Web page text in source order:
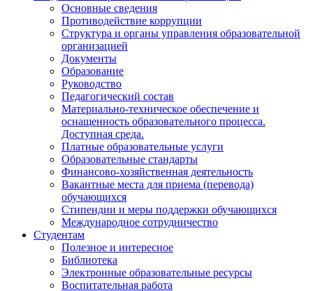
Основные сведения
Противодействие коррупции
Структура и органы управления образовательной
организацией
Документы
Образование
Руководство
Педагогический состав
Материально-техническое обеспечение и
оснащенность образовательного процесса.
Доступная среда.
Платные образовательные услуги
Образовательные стандарты
Финансово-хозяйственная деятельность
Вакантные места для приема (перевода)
обучающихся
Стипендии и меры поддержки обучающихся
Международное сотрудничество
Студентам
Полезное и интересное
Библиотека
Электронные образовательные ресурсы
Воспитательная работа